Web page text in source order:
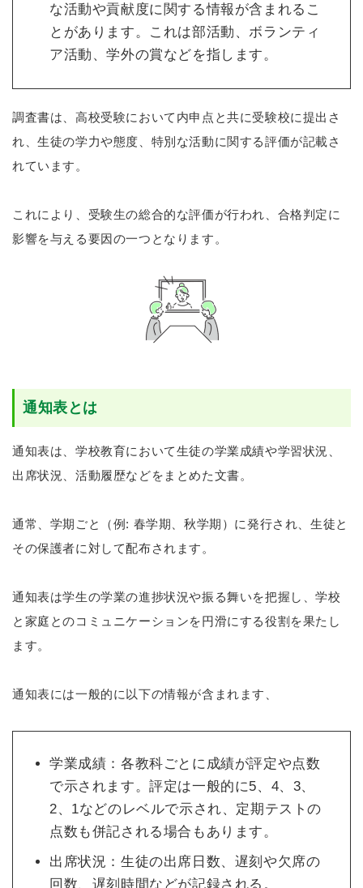
な活動や貢献度に関する情報が含まれるこ
とがあります。これは部活動、ボランティ
ア活動、学外の賞などを指します。
調査書は、高校受験において内申点と共に受験校に提出さ
れ、生徒の学力や態度、特別な活動に関する評価が記載さ
れています。
これにより、受験生の総合的な評価が行われ、合格判定に
影響を与える要因の一つとなります。
通知表とは
通知表は、学校教育において生徒の学業成績や学習状況、
出席状況、活動履歴などをまとめた文書。
通常、学期ごと（例: 春学期、秋学期）に発行され、生徒と
その保護者に対して配布されます。
通知表は学生の学業の進捗状況や振る舞いを把握し、学校
と家庭とのコミュニケーションを円滑にする役割を果たし
ます。
通知表には一般的に以下の情報が含まれます、
学業成績：各教科ごとに成績が評定や点数
で示されます。評定は一般的に5、4、3、
2、1などのレベルで示され、定期テストの
点数も併記される場合もあります。
出席状況：生徒の出席日数、遅刻や欠席の
回数、遅刻時間などが記録される。